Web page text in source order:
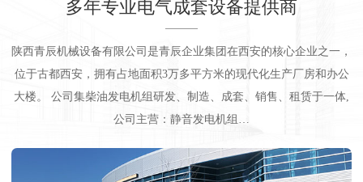
多年专业电气成套设备提供商
陕西青辰机械设备有限公司是青辰企业集团在西安的核心企业之一，
位于古都西安，拥有占地面积3万多平方米的现代化生产厂房和办公
大楼。 公司集柴油发电机组研发、制造、成套、销售、租赁于一体,
公司主营：静音发电机组…